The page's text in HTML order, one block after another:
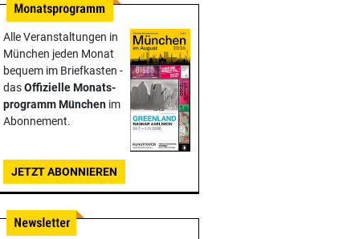
Alle Veranstaltungen in
München jeden Monat
bequem im Briefkasten -
dasOffizielle Monats­
programm München im
Abonnement.
JETZT ABONNIEREN